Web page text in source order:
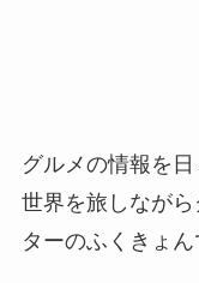
グルメの情報を
世界を旅しなが
ターのふくきょん